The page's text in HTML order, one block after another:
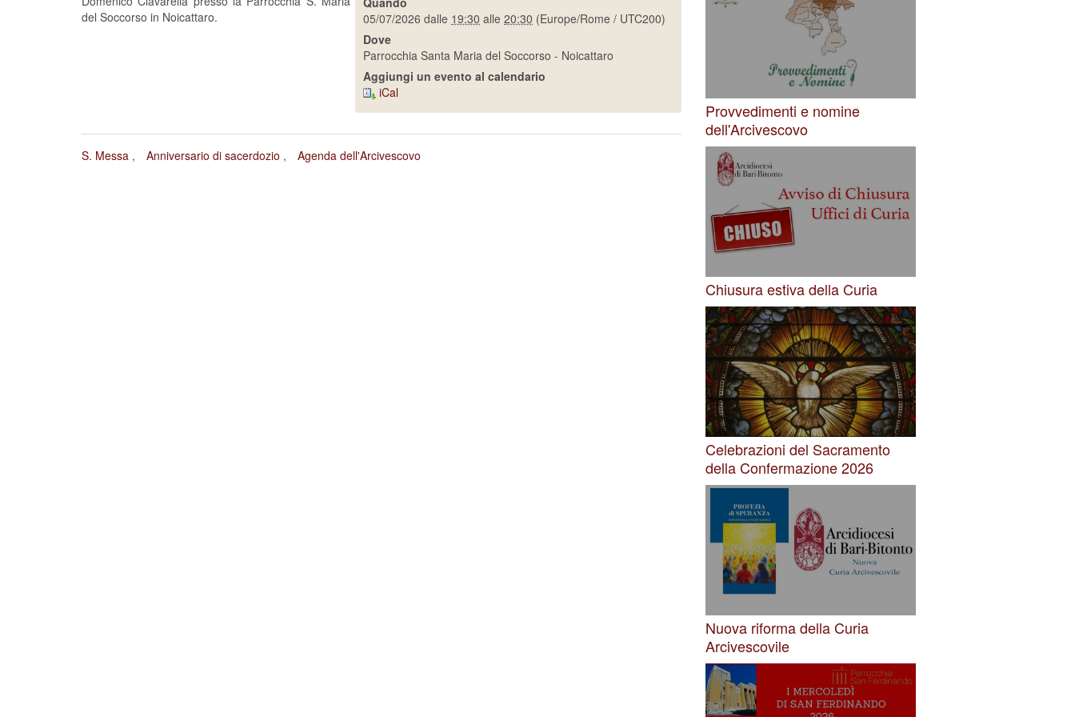
05/07/2026 dalle 19:30 alle 20:30 (Europe/Rome / UTC200)
Dove
Parrocchia Santa Maria del Soccorso - Noicattaro
Aggiungi un evento al calendario
iCal
del Soccorso in Noicattaro.
S. Messa Anniversario di sacerdozio Agenda dell'Arcivescovo
Provvedimenti e nomine
dell'Arcivescovo
Chiusura estiva della Curia
Celebrazioni del Sacramento
della Confermazione 2026
Nuova riforma della Curia
Arcivescovile